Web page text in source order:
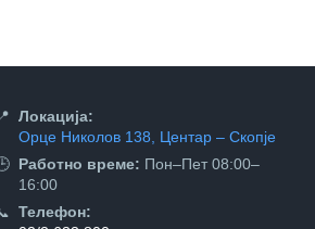
Локација:
Орце Николов 138, Центар – Скопје
Работно време: Пон–Пет 08:00–
16:00
Телефон: